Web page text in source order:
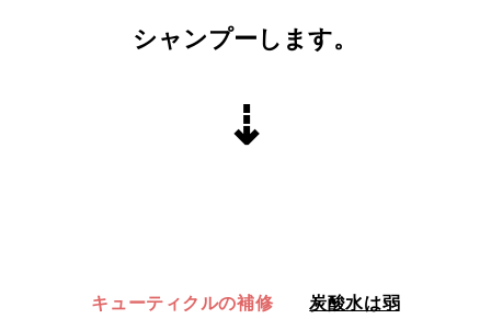
シャンプーします。
⇣
キューティクルの補修
炭酸水は弱